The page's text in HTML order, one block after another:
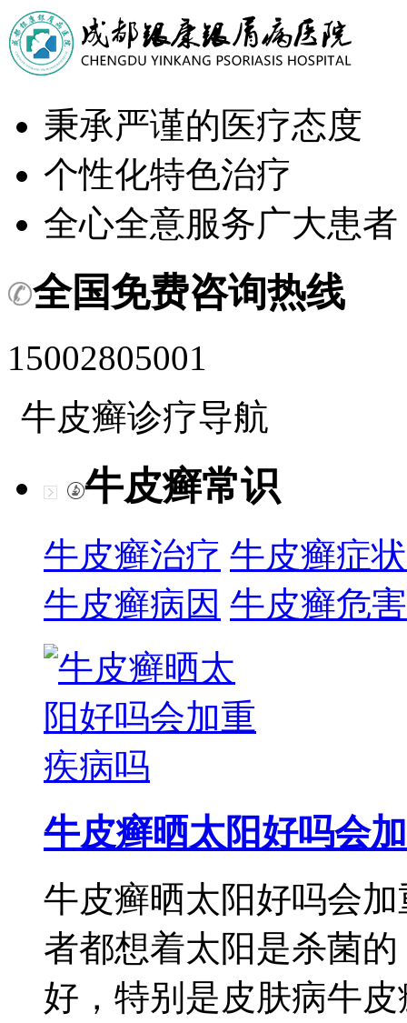
秉承严谨的医疗态度
个性化特色治疗
全心全意服务广大患者
全国免费咨询热线
15002805001
牛皮癣诊疗导航
牛皮癣常识
牛皮癣治疗 牛皮癣症状
牛皮癣病因 牛皮癣危害
牛皮癣晒太阳好吗会加
牛皮癣晒太阳好吗会
者都想着太阳是杀菌
好，特别是皮肤病牛